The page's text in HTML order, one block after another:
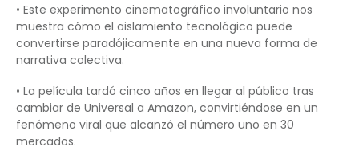
• Este experimento cinematográfico involuntario nos
muestra cómo el aislamiento tecnológico puede
convertirse paradójicamente en una nueva forma de
narrativa colectiva.
• La película tardó cinco años en llegar al público tras
cambiar de Universal a Amazon, convirtiéndose en un
fenómeno viral que alcanzó el número uno en 30
mercados.